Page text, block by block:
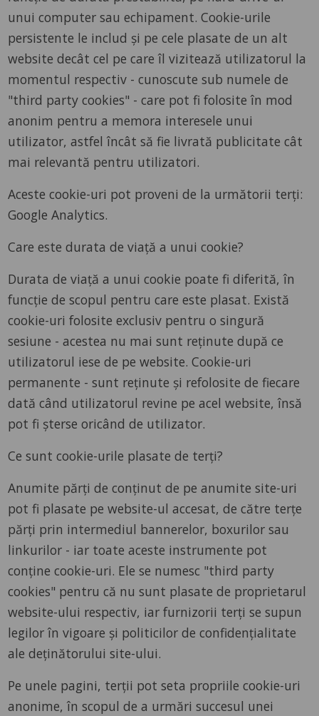
unui computer sau echipament. Cookie-urile
persistente le includ și pe cele plasate de un alt
website decât cel pe care îl vizitează utilizatorul la
momentul respectiv - cunoscute sub numele de
"third party cookies" - care pot fi folosite în mod
anonim pentru a memora interesele unui
utilizator, astfel încât să fie livrată publicitate cât
mai relevantă pentru utilizatori.
Aceste cookie-uri pot proveni de la următorii terți:
Google Analytics.
Care este durata de viață a unui cookie?
Durata de viață a unui cookie poate fi diferită, în
funcție de scopul pentru care este plasat. Există
cookie-uri folosite exclusiv pentru o singură
sesiune - acestea nu mai sunt reținute după ce
utilizatorul iese de pe website. Cookie-uri
permanente - sunt reținute și refolosite de fiecare
dată când utilizatorul revine pe acel website, însă
pot fi șterse oricând de utilizator.
Ce sunt cookie-urile plasate de terți?
Anumite părți de conținut de pe anumite site-uri
pot fi plasate pe website-ul accesat, de către terțe
părți prin intermediul bannerelor, boxurilor sau
linkurilor - iar toate aceste instrumente pot
conține cookie-uri. Ele se numesc "third party
cookies" pentru că nu sunt plasate de proprietarul
website-ului respectiv, iar furnizorii terți se supun
legilor în vigoare și politicilor de confidențialitate
ale deținătorului site-ului.
Pe unele pagini, terții pot seta propriile cookie-uri
anonime, în scopul de a urmări succesul unei